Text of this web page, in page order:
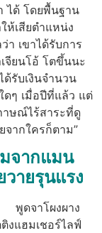
ได้ โดยพื้นฐาน
ห้เสียตำแหน่ง
า เขาได้รับการ
จียนโอ้ โตขึ้นนะ
รับเงินจำนวน
ดๆ เมื่อปีที่แล้ว แต่
าษณ์ไร้สาระที่ดู
จากใครก็ตาม”
จากแมน
วายรุนแรง
พูดจาโผงผาง
งแฮมเชอร์ไลฟ์